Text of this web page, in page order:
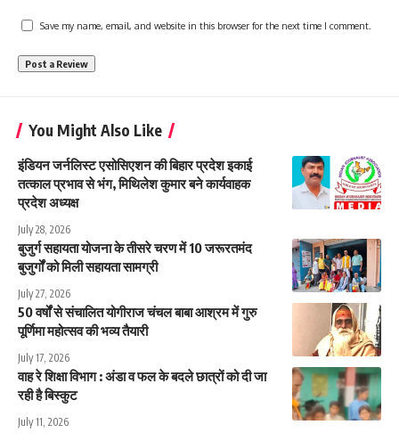
Save my name, email, and website in this browser for the next time I comment.
You Might Also Like
इंडियन जर्नलिस्ट एसोसिएशन की बिहार प्रदेश इकाई
तत्काल प्रभाव से भंग, मिथिलेश कुमार बने कार्यवाहक
प्रदेश अध्यक्ष
July 28, 2026
बुजुर्ग सहायता योजना के तीसरे चरण में 10 जरूरतमंद
बुजुर्गों को मिली सहायता सामग्री
July 27, 2026
50 वर्षों से संचालित योगीराज चंचल बाबा आश्रम में गुरु
पूर्णिमा महोत्सव की भव्य तैयारी
July 17, 2026
वाह रे शिक्षा विभाग : अंडा व फल के बदले छात्रों को दी जा
रही है बिस्कुट
July 11, 2026